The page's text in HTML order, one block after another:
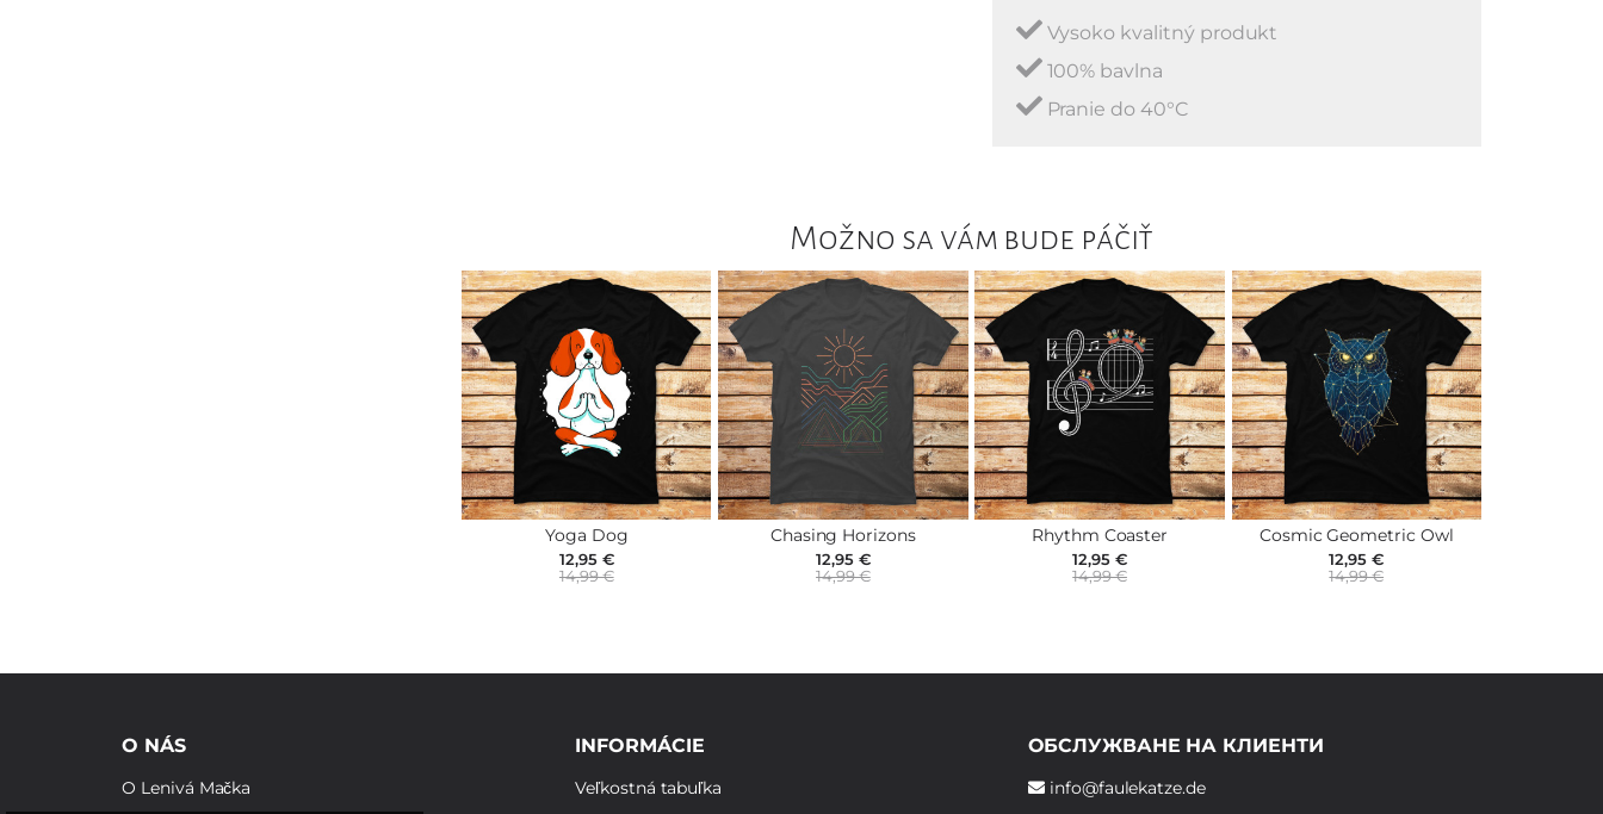
Vysoko kvalitný produkt
100% bavlna
Pranie do 40°C
Možno sa vám bude páčiť
Yoga Dog
12,95 €
14,99 €
Chasing Horizons
12,95 €
14,99 €
Rhythm Coaster
12,95 €
14,99 €
Cosmic Geometric Owl
12,95 €
14,99 €
O NÁS
O Lenivá Mačka
INFORMÁCIE
Veľkostná tabuľka
ОБСЛУЖВАНЕ НА КЛИЕНТИ
info@faulekatze.de